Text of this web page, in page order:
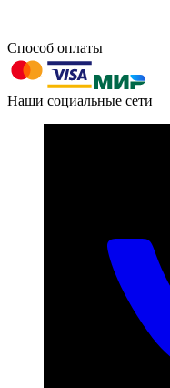
603004, г. Нижний
Номер телефона для
+7 (831) 290-86-98
Способ оплаты
Наши социальные сети